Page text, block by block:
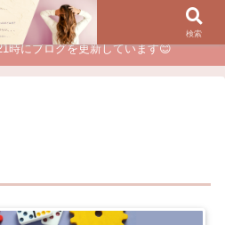
なたのチャンスに変わるカウンセリング
時にブログを更新しています😊
検索